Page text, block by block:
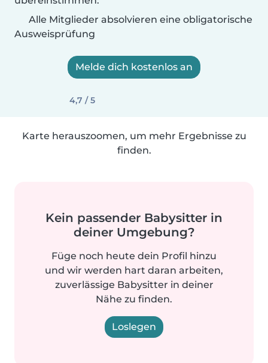
Alle Mitglieder absolvieren eine obligatorische
Ausweisprüfung
Melde dich kostenlos an
4,7 / 5
Karte herauszoomen, um mehr Ergebnisse zu
finden.
Kein passender Babysitter in
deiner Umgebung?
Füge noch heute dein Profil hinzu
und wir werden hart daran arbeiten,
zuverlässige Babysitter in deiner
Nähe zu finden.
Loslegen